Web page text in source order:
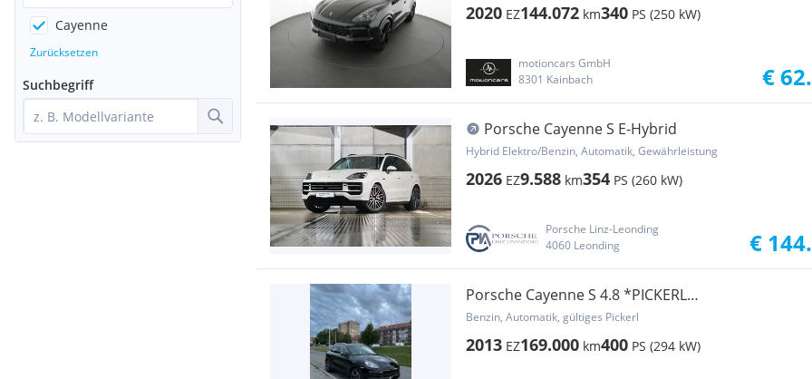
2020 EZ144.072 km340 PS (250 kW)
motioncars GmbH
8301 Kainbach
€
Porsche Cayenne S E-Hybrid
Hybrid Elektro/Benzin, Automatik, Gewährleistung
2026 EZ9.588 km354 PS (260 kW)
Porsche Linz-Leonding
4060 Leonding
€
Porsche Cayenne S 4.8 *PICKERL
9/27*RFK*SCHIEBEDACH*21ZOLL TURBO
Benzin, Automatik, gültiges Pickerl
2013 EZ169.000 km400 PS (294 kW)
Cayenne
Zurücksetzen
Suchbegriff